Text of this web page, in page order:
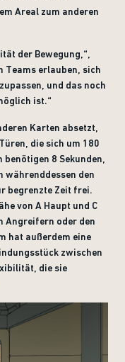
Areal zum anderen
der Bewegung,“,
Teams erlauben, sich
und das noch
ist.“
Karten absetzt,
die sich um 180
benötigen 8 Sekunden,
währenddessen den
begrenzte Zeit frei.
von A Haupt und C
Angreifern oder den
hat außerdem eine
zwischen
die sie